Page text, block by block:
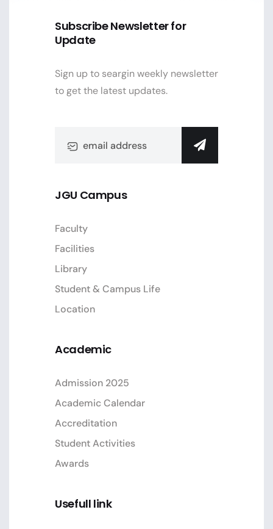
Subscribe Newsletter for
Update
Sign up to seargin weekly newsletter
to get the latest updates.
JGU Campus
Faculty
Facilities
Library
Student & Campus Life
Location
Academic
Admission 2025
Academic Calendar
Accreditation
Student Activities
Awards
Usefull link